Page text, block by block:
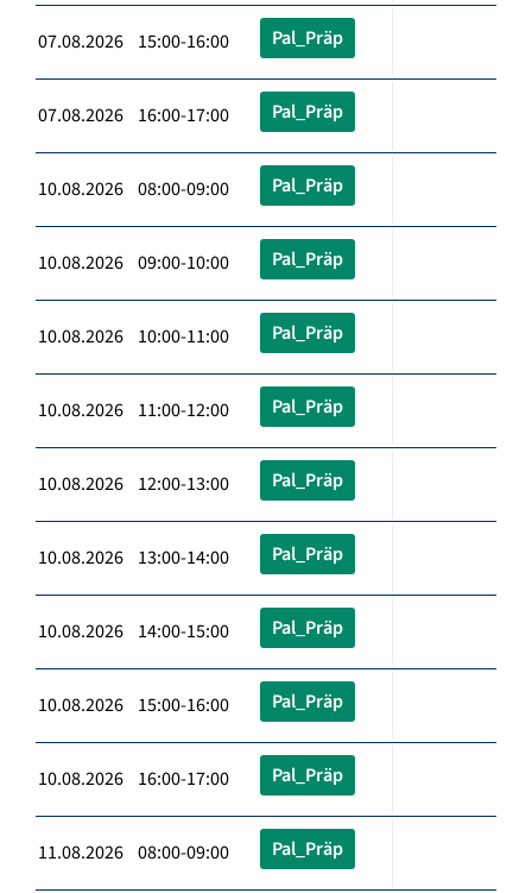
07.08.2026 15:00-16:00 Pal_Präp
07.08.2026 16:00-17:00 Pal_Präp
10.08.2026 08:00-09:00 Pal_Präp
10.08.2026 09:00-10:00 Pal_Präp
10.08.2026 10:00-11:00 Pal_Präp
10.08.2026 11:00-12:00 Pal_Präp
10.08.2026 12:00-13:00 Pal_Präp
10.08.2026 13:00-14:00 Pal_Präp
10.08.2026 14:00-15:00 Pal_Präp
10.08.2026 15:00-16:00 Pal_Präp
10.08.2026 16:00-17:00 Pal_Präp
11.08.2026 08:00-09:00 Pal_Präp